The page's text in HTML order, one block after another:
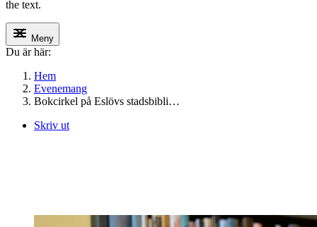
the text.
Meny
Du är här:
Hem
Evenemang
Bokcirkel på Eslövs stadsbibli…
Skriv ut